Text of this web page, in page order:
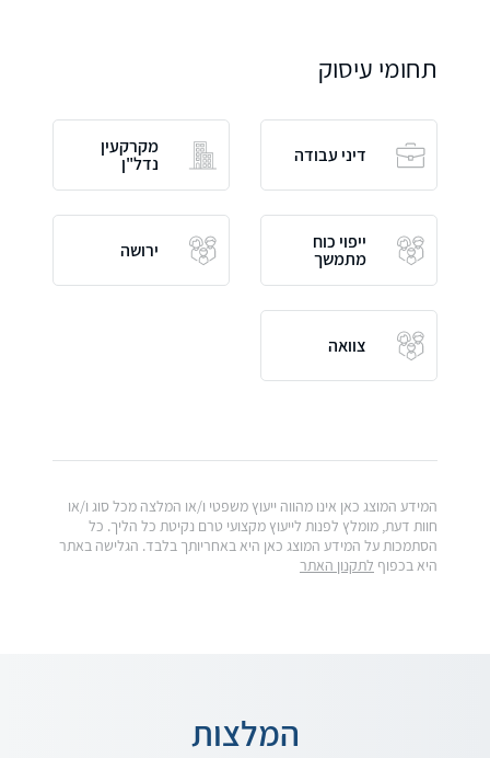
תחומי עיסוק
דיני עבודה מקרקעין
נדל"ן
ייפוי כוח
מתמשך ירושה
צוואה
המידע המוצג כאן אינו מהווה ייעוץ משפטי ו/או המלצה מכל סוג ו/או
חוות דעת, מומלץ לפנות לייעוץ מקצועי טרם נקיטת כל הליך. כל
הסתמכות על המידע המוצג כאן היא באחריותך בלבד. הגלישה באתר
היא בכפוף לתקנון האתר
המלצות